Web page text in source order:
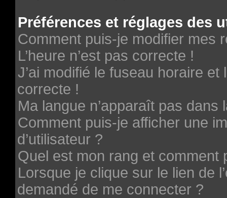
Préférences et réglages des
Comment puis-je modifier mes
L’heure n’est pas correcte !
J’ai modifié le fuseau horaire et
correcte !
Ma langue n’apparaît pas dans
Comment puis-je afficher une
d’utilisateur ?
Quel est mon rang et comment
Lorsque je clique sur le lien de
demandé de me connecter ?